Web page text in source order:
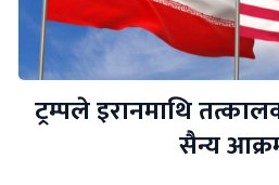
ट्रम्पले इरानमाथि
सैन्य